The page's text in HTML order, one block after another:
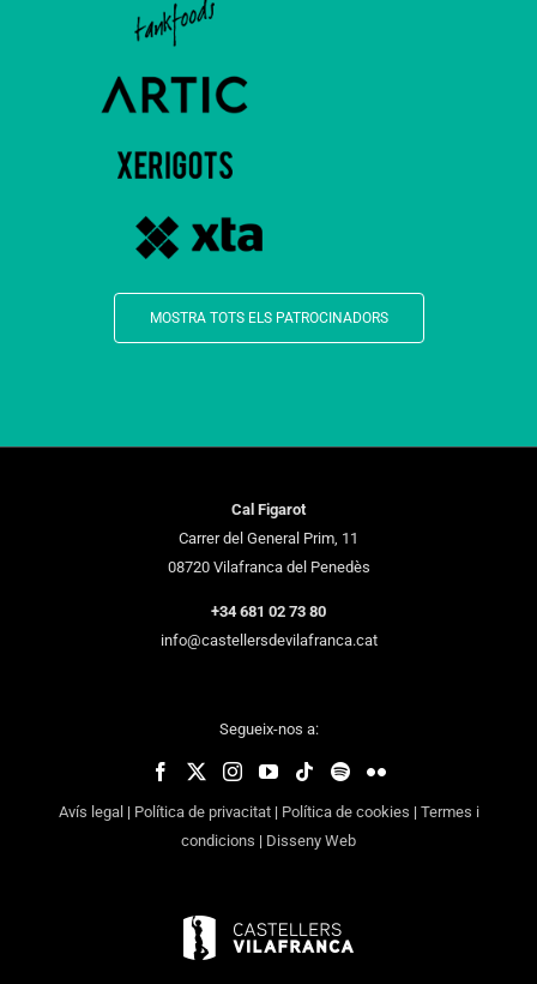
MOSTRA TOTS ELS PATROCINADORS
Cal Figarot
Carrer del General Prim, 11
08720 Vilafranca del Penedès
+34 681 02 73 80
info@castellersdevilafranca.cat
Segueix-nos a:
Avís legal | Política de privacitat| Política de cookies | Termes i
condicions | Disseny Web